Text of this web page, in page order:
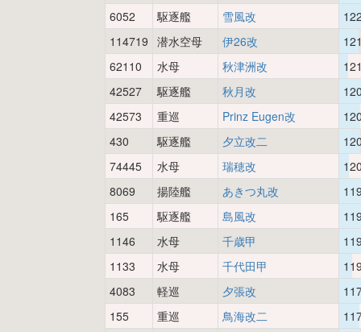
6052
駆逐艦 雪風改
114719 潜水空母 伊26改
62110
水母 秋津洲改
42527
駆逐艦 秋月改
42573
重巡 Prinz Eugen改
430
駆逐艦 夕立改二
74445
水母 瑞穂改
8069
揚陸艦 あきつ丸改
165
駆逐艦 島風改
1146
水母 千歳甲
1133
水母 千代田甲
4083
軽巡 夕張改
155
重巡 鳥海改二